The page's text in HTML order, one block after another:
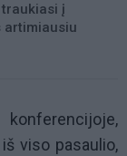
į
artimiausiu
konferencijoje,
viso pasaulio,